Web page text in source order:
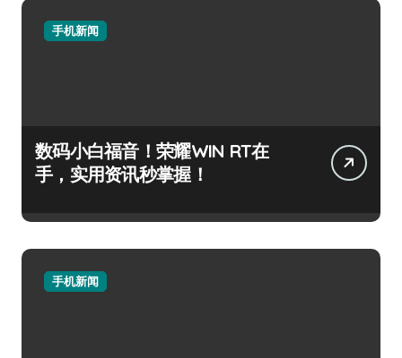
手机新闻
数码小白福音！荣耀WIN RT在
手，实用资讯秒掌握！
手机新闻